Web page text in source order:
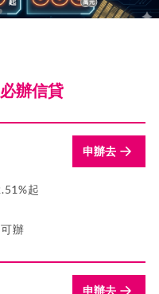
辦信貸
申辦去
起
辦
申辦去